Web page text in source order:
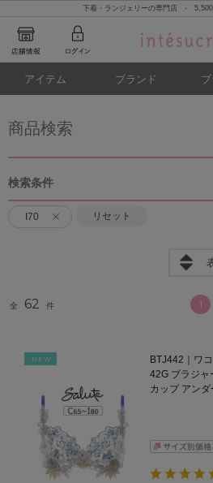
下着・ランジェリーの専門店 -
アイテム ブランド
商品検索
検索条件
I70 リセット
全 62 件 1
NEW
BTJ442｜ワ
42G ブラジャ
カップ